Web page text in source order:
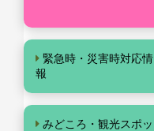
緊急時・災害時対応情
報
みどころ・観光スポッ